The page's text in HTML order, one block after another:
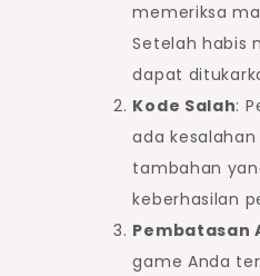
memeriksa
Setelah habis
dapat
Kode Salah:
ada
tambahan
keberhasilan
Pembatasan
game Anda